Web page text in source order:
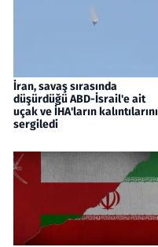
İran, savaş sırasında
düşürdüğü ABD-İsrail'e ait
uçak ve İHA'ların kalıntılarını
sergiledi